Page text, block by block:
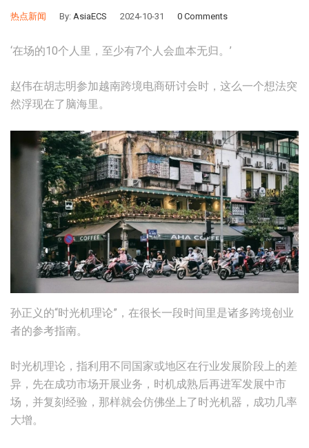
热点新闻 By: AsiaECS 2024-10-31 0 Comments
‘在场的10个人里，至少有7个人会血本无归。’
赵伟在胡志明参加越南跨境电商研讨会时，这么一个想法突
然浮现在了脑海里。
孙正义的“时光机理论”，在很长一段时间里是诸多跨境创业
者的参考指南。
时光机理论，指利用不同国家或地区在行业发展阶段上的差
异，先在成功市场开展业务，时机成熟后再进军发展中市
场，并复刻经验，那样就会仿佛坐上了时光机器，成功几率
大增。